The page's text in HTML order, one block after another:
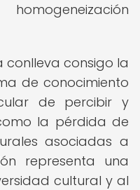
consigo la
de conocimiento
de percibir y
la pérdida de
asociadas a
representa una
cultural y al